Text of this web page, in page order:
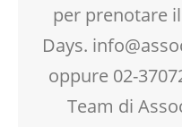
MAMME
MASSAGGIO
MASSAGGIO INFANTILE
MOOD BOX
NEO-MAMME
per prenotare
Days.
oppure 02-
Team di